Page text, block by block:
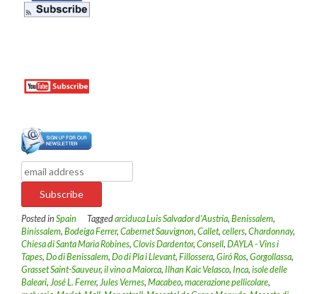
Posted in Spain Taggedarciduca Luis Salvador d'Austria, Benissalem,
Binissalem, Bodeiga Ferrer, Cabernet Sauvignon, Callet, cellers, Chardonnay,
Chiesa di Santa Maria Robines, Clovis Dardentor, Consell, DAYLA - Vins i
Tapes, Do di Benissalem, Do di Pla i Llevant, Fillossera, Giró Ros, Gorgollassa,
Grasset Saint-Sauveur, il vino a Maiorca, Ilhan Kaic Velasco, Inca, isole delle
Baleari, José L. Ferrer, Jules Vernes, Macabeo, macerazione pellicolare,